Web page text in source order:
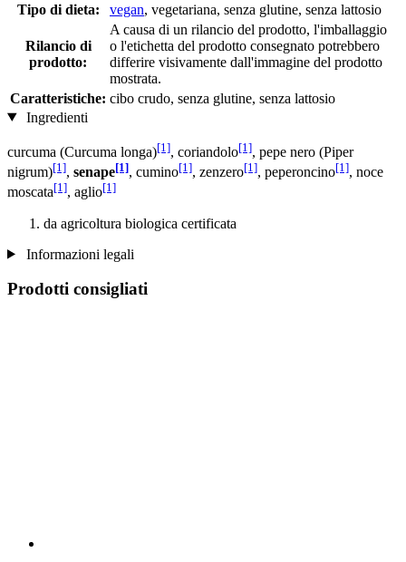
Tipo di dieta:
vegan, vegetariana, senza glutine, senza lattosio
Rilancio di
prodotto:
A causa di un rilancio del prodotto, l'imballaggio
o l'etichetta del prodotto consegnato potrebbero
differire visivamente dall'immagine del prodotto
mostrata.
Caratteristiche: cibo crudo, senza glutine, senza lattosio
Ingredienti
curcuma (Curcuma longa)[1], coriandolo[1], pepe nero (Piper
nigrum)[1], senape[1], cumino[1], zenzero[1], peperoncino[1], noce
moscata[1], aglio[1]
da agricoltura biologica certificata
Informazioni legali
Prodotti consigliati